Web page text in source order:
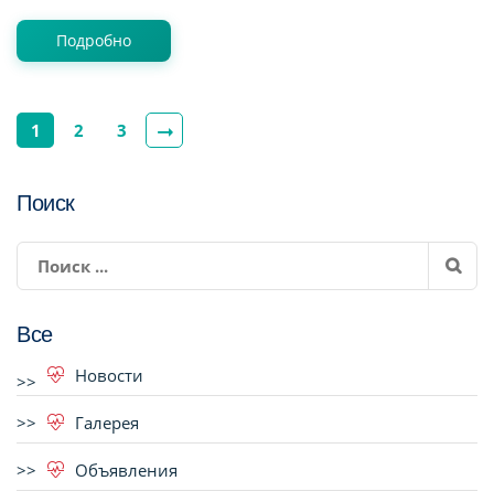
Поиск
Все
Новости
Галерея
Объявления
Подробно
1 2 3